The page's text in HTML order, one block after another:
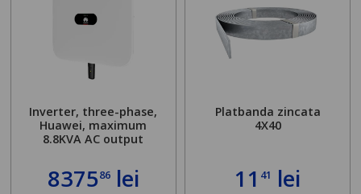
Inverter, three-phase,
Huawei, maximum
8.8KVA AC output
837586lei
Platbanda zincata
4X40
11 41 lei